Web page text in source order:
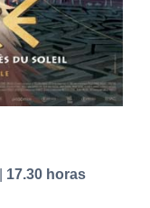
17.30 horas